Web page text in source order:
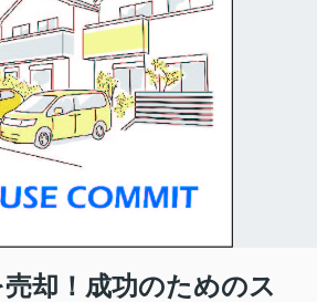
却！成功のためのス